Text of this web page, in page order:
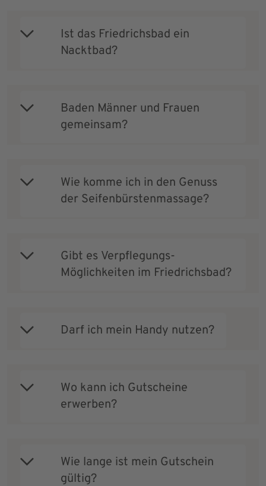
Ist das Friedrichsbad ein
Nacktbad?
Baden Männer und Frauen
gemeinsam?
Wie komme ich in den Genuss
der Seifenbürstenmassage?
Gibt es Verpflegungs-
Möglichkeiten im Friedrichsbad?
Darf ich mein Handy nutzen?
Wo kann ich Gutscheine
erwerben?
Wie lange ist mein Gutschein
gültig?